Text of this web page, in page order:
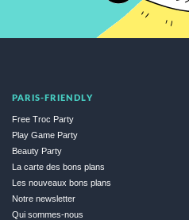
PARIS-FRIENDLY
Free Troc Party
Play Game Party
Beauty Party
La carte des bons plans
Les nouveaux bons plans
Notre newsletter
Qui sommes-nous